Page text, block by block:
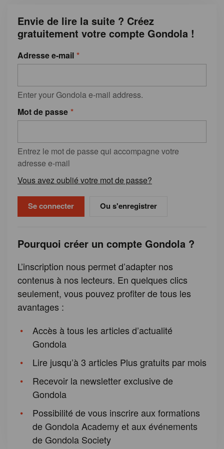
Envie de lire la suite ? Créez
gratuitement votre compte Gondola !
Adresse e-mail
Enter your Gondola e-mail address.
Mot de passe
Entrez le mot de passe qui accompagne votre
adresse e-mail
Vous avez oublié votre mot de passe?
Ou s'enregistrer
Pourquoi créer un compte Gondola ?
L’inscription nous permet d’adapter nos
contenus à nos lecteurs. En quelques clics
seulement, vous pouvez profiter de tous les
avantages :
Accès à tous les articles d’actualité
Gondola
Lire jusqu’à 3 articles Plus gratuits par mois
Recevoir la newsletter exclusive de
Gondola
Possibilité de vous inscrire aux formations
de Gondola Academy et aux événements
de Gondola Society